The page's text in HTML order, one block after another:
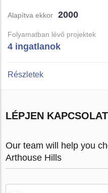
Alapítva ekkor 2000
Folyamatban lévő projektek
4 ingatlanok
Részletek
LÉPJEN
Our team will help you
Arthouse Hills